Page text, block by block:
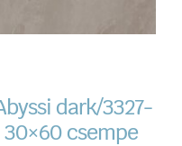
dark/3327-
30×60 csempe